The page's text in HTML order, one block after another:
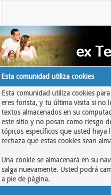
Esta comunidad utiliza cookies
Esta comunidad utiliza cookies
eres forista, y tu última visita si no
textos almacenados en su
este sitio y no posan como riesgo
tópicos específicos que usted
rechaza que estas cookies sean
Una cookie se almacenará en su
salga nuevamente. Usted podrá
a pie de página.